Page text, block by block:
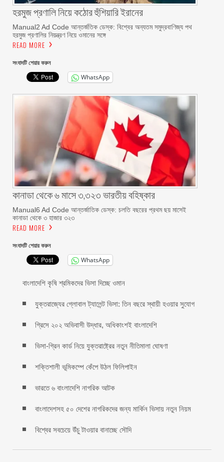
হরমুজ প্রণালি নিয়ে কঠোর হুঁশিয়ারি ইরানের
Manual2 Ad Code আন্তর্জতিক ডেস্ক: বিশ্বের অন্যতম সমুদ্রবাণিজ্য পথ
হরমুজ প্রণালির নিয়ন্ত্রণ নিয়ে ওমানের সঙ্গে
READ MORE
সংবাদটি শেয়ার করুন
WhatsApp
কানাডা থেকে ৬ মাসে ৩,৩২৩ ভারতীয় বহিষ্কার
Manual6 Ad Code আন্তর্জাতিক ডেস্ক: চলতি বছরের প্রথম ছয় মাসেই
কানাডা থেকে ৩ হাজার ৩২৩
READ MORE
সংবাদটি শেয়ার করুন
WhatsApp
বাংলাদেশি কৃষি শ্রমিকদের ভিসা দিচ্ছে ওমান
যুক্তরাজ্যের গ্লোবাল ট্যালেন্ট ভিসা: তিন বছরে স্থায়ী হওয়ার সুযোগ
গ্রিসে ২০২ অভিবাসী উদ্ধার, অধিকাংশই বাংলাদেশি
ভিসা-গ্রিন কার্ড নিয়ে যুক্তরাষ্ট্রের নতুন নীতিমালা ঘোষণা
শক্তিশালী ভূমিকম্পে কেঁপে উঠল ফিলিপাইন
ভারতে ৬ বাংলাদেশি নাগরিক আটক
বাংলাদেশসহ ৫০ দেশের নাগরিকদের জন্য মার্কিন ভিসায় নতুন নিয়ম
বিশ্বের সবচেয়ে উঁচু টাওয়ার বানাচ্ছে সৌদি